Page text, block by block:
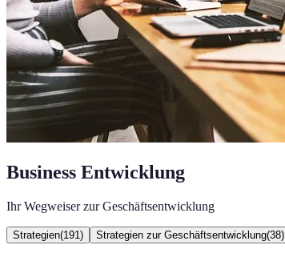
Business Entwicklung
Ihr Wegweiser zur Geschäftsentwicklung
Strategien(191 ) Strategien zur Geschäftsentwicklung(38)